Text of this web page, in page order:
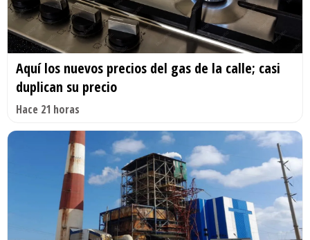
Aquí los nuevos precios del gas de la calle; casi
duplican su precio
Hace 21 horas